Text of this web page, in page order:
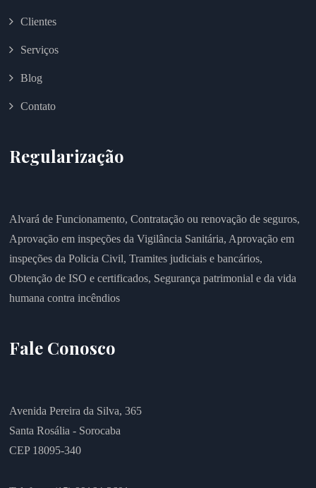
Clientes
Serviços
Blog
Contato
Regularização
Alvará de Funcionamento,Contratação ou renovação de seguros,
Aprovação em inspeções da Vigilância Sanitária, Aprovação em
inspeções da Policia Civil,Tramites judiciais e bancários,
Obtenção de ISO e certificados, Segurança patrimonial e da vida
humana contra incêndios
Fale Conosco
Avenida Pereira da Silva, 365
Santa Rosália - Sorocaba
CEP 18095-340